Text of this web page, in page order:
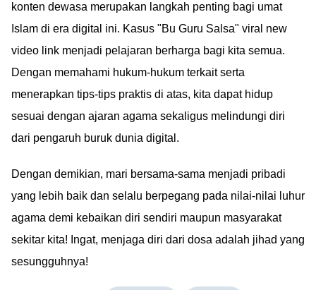
konten dewasa merupakan langkah penting bagi umat
Islam di era digital ini. Kasus "Bu Guru Salsa" viral new
video link menjadi pelajaran berharga bagi kita semua.
Dengan memahami hukum-hukum terkait serta
menerapkan tips-tips praktis di atas, kita dapat hidup
sesuai dengan ajaran agama sekaligus melindungi diri
dari pengaruh buruk dunia digital.
Dengan demikian, mari bersama-sama menjadi pribadi
yang lebih baik dan selalu berpegang pada nilai-nilai luhur
agama demi kebaikan diri sendiri maupun masyarakat
sekitar kita! Ingat, menjaga diri dari dosa adalah jihad yang
sesungguhnya!